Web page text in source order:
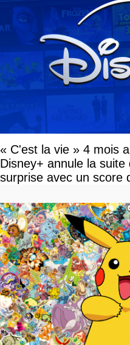
« C'est la vie » 4 mois
Disney+ annule la
surprise avec un score